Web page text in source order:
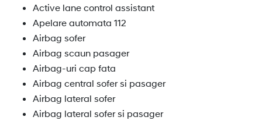
Active lane control assistant
Apelare automata 112
Airbag sofer
Airbag scaun pasager
Airbag-uri cap fata
Airbag central sofer si pasager
Airbag lateral sofer
Airbag lateral sofer si pasager